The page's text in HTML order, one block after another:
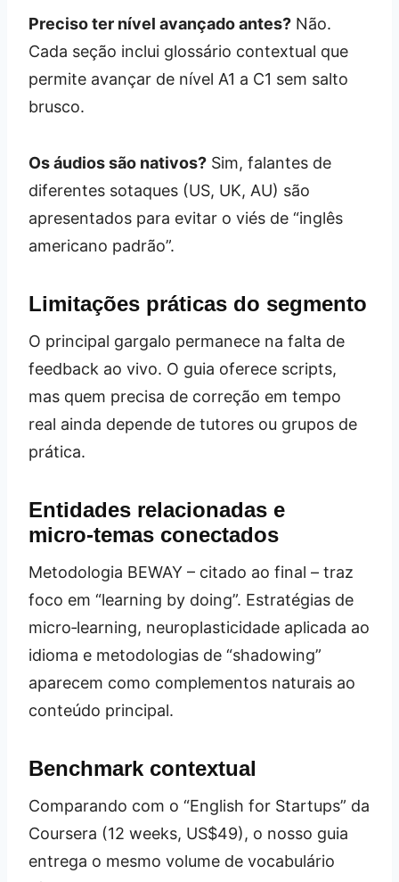
Preciso ter nível avançado antes? Não.
Cada seção inclui glossário contextual que
permite avançar de nível A1 a C1 sem salto
brusco.
Os áudios são nativos? Sim, falantes de
diferentes sotaques (US, UK, AU) são
apresentados para evitar o viés de “inglês
americano padrão”.
Limitações práticas do segmento
O principal gargalo permanece na falta de
feedback ao vivo. O guia oferece scripts,
mas quem precisa de correção em tempo
real ainda depende de tutores ou grupos de
prática.
Entidades relacionadas e
micro‑temas conectados
Metodologia BEWAY – citado ao final – traz
foco em “learning by doing”. Estratégias de
micro‑learning, neuroplasticidade aplicada ao
idioma e metodologias de “shadowing”
aparecem como complementos naturais ao
conteúdo principal.
Benchmark contextual
Comparando com o “English for Startups” da
Coursera (12 weeks, US$49), o nosso guia
entrega o mesmo volume de vocabulário